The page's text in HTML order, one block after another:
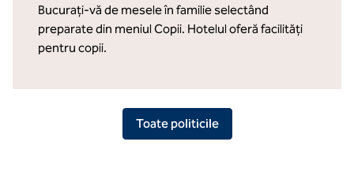
Bucurați-vă de mesele în familie selectând
preparate din meniul Copii. Hotelul oferă facilități
pentru copii.
Toate politicile